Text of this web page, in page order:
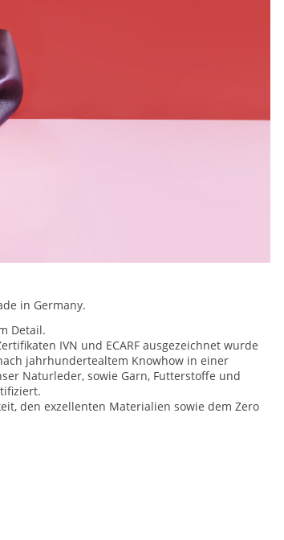
in Germany.
Detail.
IVN und ECARF ausgezeichnet wurde
jahrhundertealtem Knowhow in einer
Naturleder, sowie Garn, Futterstoffe und
den exzellenten Materialien sowie dem Zero